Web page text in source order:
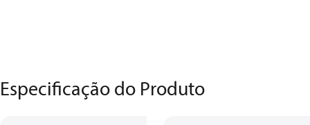
Especificação do Produto